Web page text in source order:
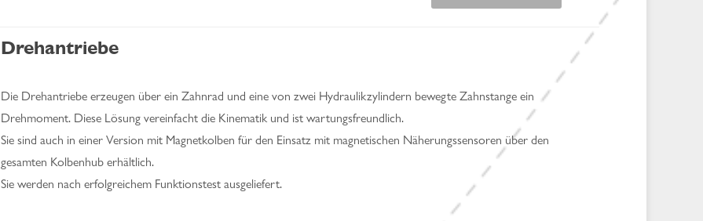
Drehantriebe
Die Drehantriebe erzeugen über ein Zahnrad und eine von zwei Hydraulikzylindern bewegte Zahnstange ein
Drehmoment. Diese Lösung vereinfacht die Kinematik und ist wartungsfreundlich.
Sie sind auch in einer Version mit Magnetkolben für den Einsatz mit magnetischen Näherungssensoren über den
gesamten Kolbenhub erhältlich.
Sie werden nach erfolgreichem Funktionstest ausgeliefert.